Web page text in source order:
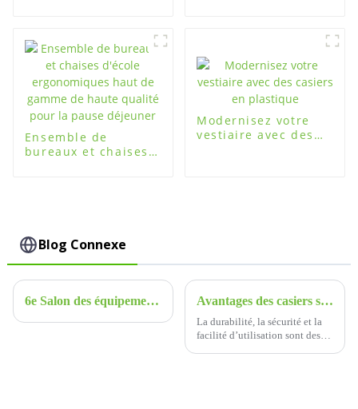
Ensemble de
bureaux et chaises
Modernisez votre
vestiaire avec des
Blog Connexe
6e Salon des équipements éducatifs de Shenzhen Bienvenue au stand Fuguitong : 7A008 Avantages des casiers scolaires en plastique ABS Easylocker
La durabilité, la sécurité et la
facilité d’utilisation sont des